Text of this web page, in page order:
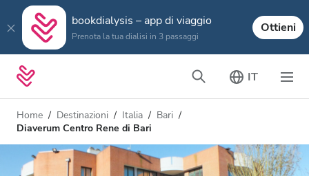
bookdialysis – app di viaggio
Prenota la tua dialisi in 3 passaggi
Ottieni
IT
Home Destinazioni Italia
Bari
Diaverum Centro Rene di Bari